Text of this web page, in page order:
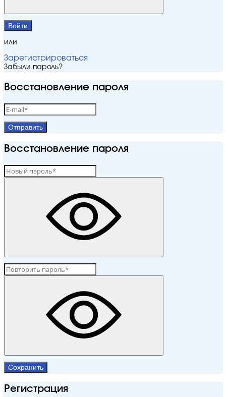
Войти
или
Зарегистрироваться
Забыли пароль?
Восстановление пароля
Отправить
Восстановление пароля
Сохранить
Регистрация